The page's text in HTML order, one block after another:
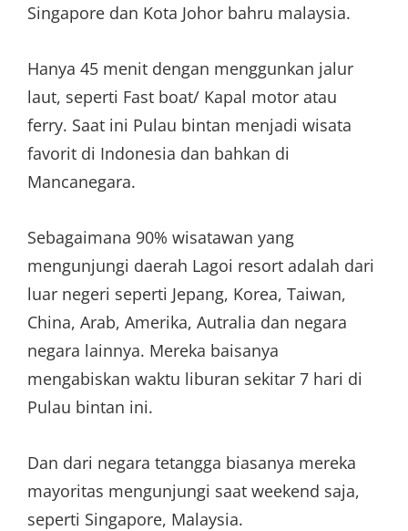
Singapore dan Kota Johor bahru malaysia.
Hanya 45 menit dengan menggunkan jalur
laut, seperti Fast boat/ Kapal motor atau
ferry. Saat ini Pulau bintan menjadi wisata
favorit di Indonesia dan bahkan di
Mancanegara.
Sebagaimana 90% wisatawan yang
mengunjungi daerah Lagoi resort adalah dari
luar negeri seperti Jepang, Korea, Taiwan,
China, Arab, Amerika, Autralia dan negara
negara lainnya. Mereka baisanya
mengabiskan waktu liburan sekitar 7 hari di
Pulau bintan ini.
Dan dari negara tetangga biasanya mereka
mayoritas mengunjungi saat weekend saja,
seperti Singapore, Malaysia.